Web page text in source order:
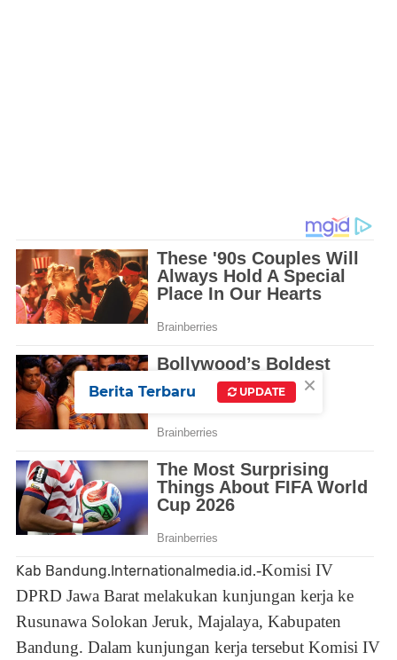
Kab Bandung.Internationalmedia.id.-Komisi IV
DPRD Jawa Barat melakukan kunjungan kerja ke
Rusunawa Solokan Jeruk, Majalaya, Kabupaten
Bandung. Dalam kunjungan kerja tersebut Komisi IV
×
Berita Terbaru UPDATE